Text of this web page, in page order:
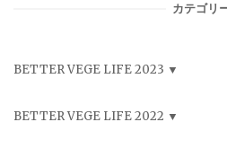
カテゴリ
BETTER VEGE LIFE 2023
BETTER VEGE LIFE 2022